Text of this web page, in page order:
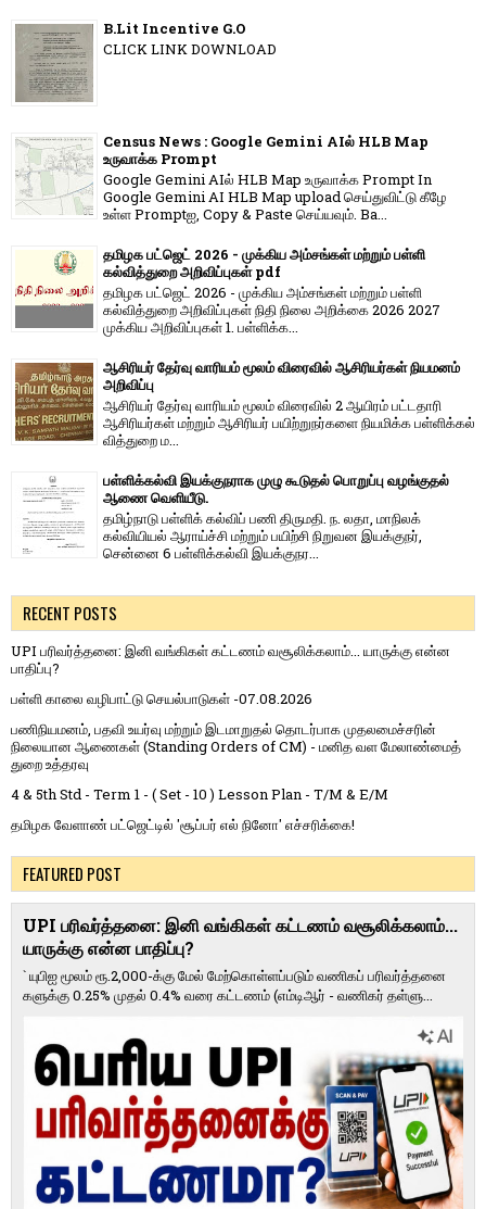
B.Lit Incentive G.O
CLICK LINK DOWNLOAD
Census News : Google Gemini AIல் HLB Map
உருவாக்க Prompt
Google Gemini AIல் HLB Map உருவாக்க Prompt In
Google Gemini AI HLB Map upload செய்துவிட்டு கீழே
உள்ள Promptஐ, Copy & Paste செய்யவும். Ba...
தமிழக பட்ஜெட் 2026 - முக்கிய அம்சங்கள் மற்றும் பள்ளி
கல்வித்துறை அறிவிப்புகள் pdf
தமிழக பட்ஜெட் 2026 - முக்கிய அம்சங்கள் மற்றும் பள்ளி
கல்வித்துறை அறிவிப்புகள் நிதி நிலை அறிக்கை 2026 2027
முக்கிய அறிவிப்புகள் 1. பள்ளிக்க...
ஆசிரியர் தேர்வு வாரியம் மூலம் விரைவில் ஆசிரியர்கள் நியமனம்
அறிவிப்பு
ஆசிரியர் தேர்வு வாரி​யம் மூலம் விரை​வில் 2 ஆயிரம் பட்​ட​தாரி
ஆசிரியர்​கள் மற்​றும் ஆசிரியர் பயிற்றுநர்​களை நியமிக்க பள்​ளிக்​கல்​
வித்​துறை ம...
பள்ளிக்கல்வி இயக்குநராக முழு கூடுதல் பொறுப்பு வழங்குதல்
ஆணை வெளியீடு.
தமிழ்நாடு பள்ளிக் கல்விப் பணி திருமதி. ந. லதா, மாநிலக்
கல்வியியல் ஆராய்ச்சி மற்றும் பயிற்சி நிறுவன இயக்குநர்,
சென்னை 6 பள்ளிக்கல்வி இயக்குநர...
RECENT POSTS
UPI பரிவர்த்தனை: இனி வங்கிகள் கட்டணம் வசூலிக்கலாம்... யாருக்கு என்ன
பாதிப்பு?
பள்ளி காலை வழிபாட்டு செயல்பாடுகள் -07.08.2026
பணிநியமனம், பதவி உயர்வு மற்றும் இடமாறுதல் தொடர்பாக முதலமைச்சரின்
நிலையான ஆணைகள் (Standing Orders of CM) - மனித வள மேலாண்மைத்
துறை உத்தரவு
4 & 5th Std - Term 1 - ( Set - 10 ) Lesson Plan - T/M & E/M
தமிழக வேளாண் பட்ஜெட்டில் 'சூப்பர் எல் நினோ' எச்சரிக்கை!
FEATURED POST
UPI பரிவர்த்தனை: இனி வங்கிகள் கட்டணம் வசூலிக்கலாம்...
யாருக்கு என்ன பாதிப்பு?
` யுபிஐ மூலம் ரூ.2,000-க்கு மேல் மேற்​கொள்​ளப்​படும் வணி​கப் பரிவர்த்​தனை​
களுக்கு 0.25% முதல் 0.4% வரை கட்​ட​ணம் (எம்​டிஆர் - வணி​கர் தள்​ளு...